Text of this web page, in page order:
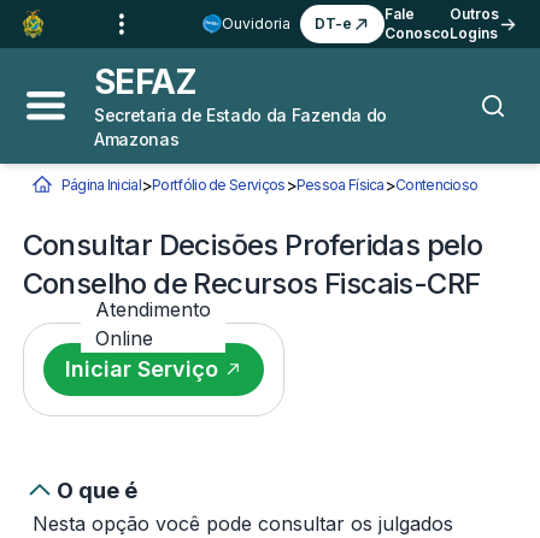
Ir para o
Conteúdo
Ir para a
Navegação 3
Ir para o
Rodapé 4
Ouvidoria DT-e
Fale
Conosco
Outros
Logins
Abrir menu principal
SEFAZ
Secretaria de Estado da Fazenda do
Amazonas
Você está aqui:
Página Inicial>Portfólio de Serviços >Pessoa Física >Contencioso
Consultar Decisões Proferidas pelo
Conselho de Recursos Fiscais-CRF
Atendimento
Online
Iniciar Serviço
O que é
Nesta opção você pode consultar os julgados